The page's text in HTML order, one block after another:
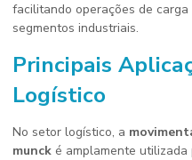
facilitando operações de
segmentos industriais.
Principais
Logístico
No setor logístico, a
munck é amplamente